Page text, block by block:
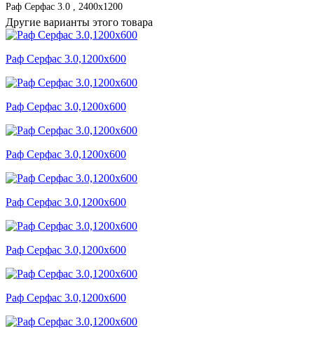
Раф Серфас 3.0 , 2400x1200
Другие варианты этого товара
Раф Серфас 3.0,1200x600
Раф Серфас 3.0,1200x600
Раф Серфас 3.0,1200x600
Раф Серфас 3.0,1200x600
Раф Серфас 3.0,1200x600
Раф Серфас 3.0,1200x600